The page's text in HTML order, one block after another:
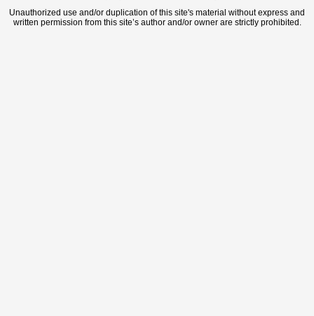
Unauthorized use and/or duplication of this site's material without express and
written permission from this site’s author and/or owner are strictly prohibited.